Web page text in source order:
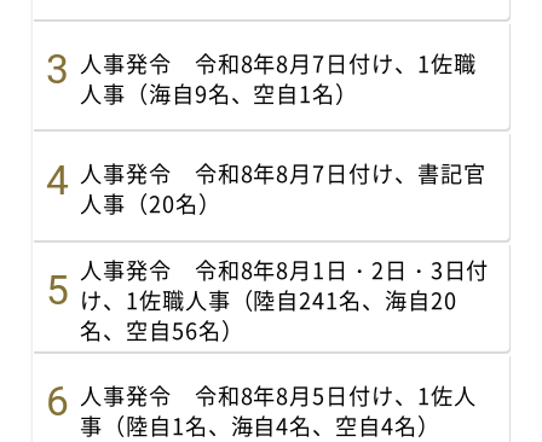
人事発令 令和8年8月7日付け、1佐職
人事（海自9名、空自1名）
人事発令 令和8年8月7日付け、書記官
人事（20名）
人事発令 令和8年8月1日・2日・3日付
け、1佐職人事（陸自241名、海自20
名、空自56名）
人事発令 令和8年8月5日付け、1佐人
事（陸自1名、海自4名、空自4名）